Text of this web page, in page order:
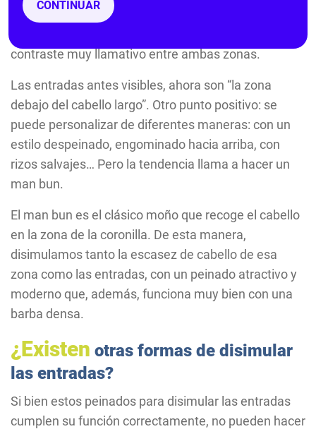
cabello largo en la parte superior y frontal del
contraste muy llamativo entre ambas zonas.
Las entradas antes visibles, ahora son “la zona
debajo del cabello largo”. Otro punto positivo: se
puede personalizar de diferentes maneras: con un
estilo despeinado, engominado hacia arriba, con
rizos salvajes… Pero la tendencia llama a hacer un
man bun.
El man bun es el clásico moño que recoge el cabello
en la zona de la coronilla. De esta manera,
disimulamos tanto la escasez de cabello de esa
zona como las entradas, con un peinado atractivo y
moderno que, además, funciona muy bien con una
barba densa.
¿Existen otras formas de disimular
las entradas?
Si bien estos peinados para disimular las entradas
cumplen su función correctamente, no pueden hacer
CONTINUAR